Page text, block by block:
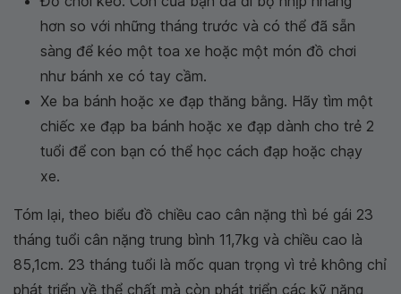
hơn so với những tháng trước và có thể đã sẵn
sàng để kéo một toa xe hoặc một món đồ chơi
như bánh xe có tay cầm.
Xe ba bánh hoặc xe đạp thăng bằng. Hãy tìm một
chiếc xe đạp ba bánh hoặc xe đạp dành cho trẻ 2
tuổi để con bạn có thể học cách đạp hoặc chạy
xe.
Tóm lại, theo biểu đồ chiều cao cân nặng thì bé gái 23
tháng tuổi cân nặng trung bình 11,7kg và chiều cao là
85,1cm. 23 tháng tuổi là mốc quan trọng vì trẻ không chỉ
phát triển về thể chất mà còn phát triển các kỹ năng